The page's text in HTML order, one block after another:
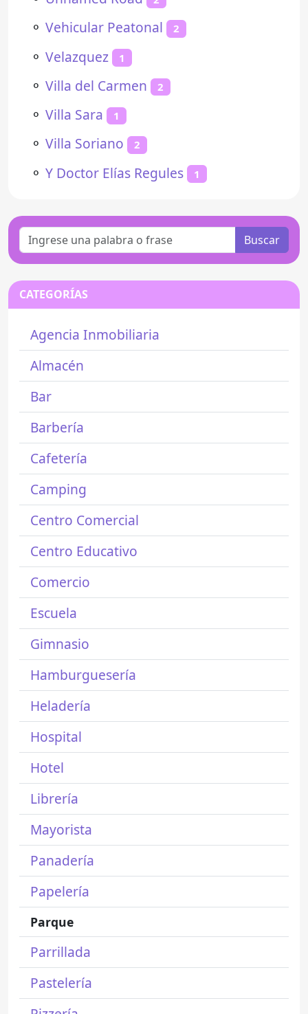
⚬ Vehicular Peatonal 2
⚬ Velazquez 1
⚬ Villa del Carmen 2
⚬ Villa Sara 1
⚬ Villa Soriano 2
⚬ Y Doctor Elías Regules 1
Buscar
CATEGORÍAS
Agencia Inmobiliaria
Almacén
Bar
Barbería
Cafetería
Camping
Centro Comercial
Centro Educativo
Comercio
Escuela
Gimnasio
Hamburguesería
Heladería
Hospital
Hotel
Librería
Mayorista
Panadería
Papelería
Parque
Parrillada
Pastelería